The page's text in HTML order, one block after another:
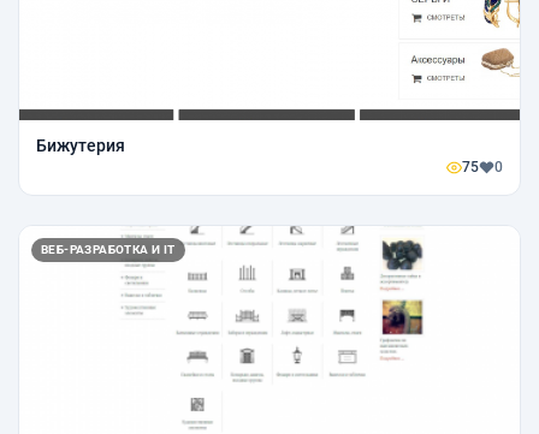
Бижутерия
75 0
ВЕБ-РАЗРАБОТКА И IT